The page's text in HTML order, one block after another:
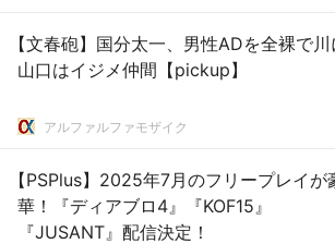
【文春砲】国分太一、男性ADを全裸で
山口はイジメ仲間【pickup】
アルファルファモザイク
【PSPlus】2025年7月のフリープレイが
華！『ディアブロ4』『KOF15』
『JUSANT』配信決定！